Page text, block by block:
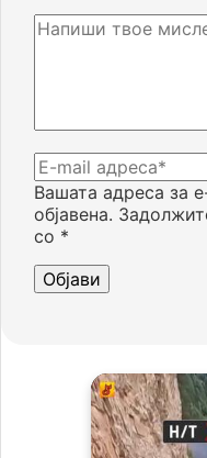
Вашата адреса за
објавена.
со *